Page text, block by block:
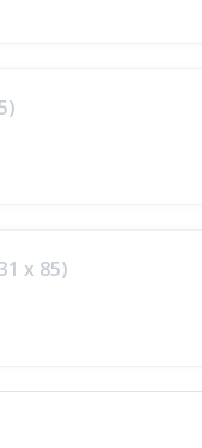
x 85)